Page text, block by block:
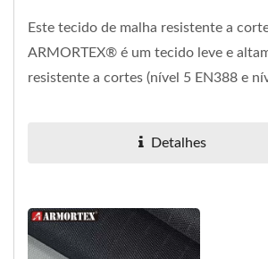
Este tecido de malha resistente a
ARMORTEX® é um tecido leve e
resistente a cortes (nível 5 EN388 e
Detalhes